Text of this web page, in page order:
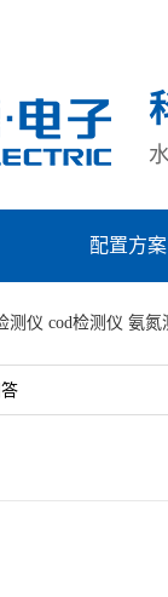
配置方案
测仪 cod检测仪 氨氮